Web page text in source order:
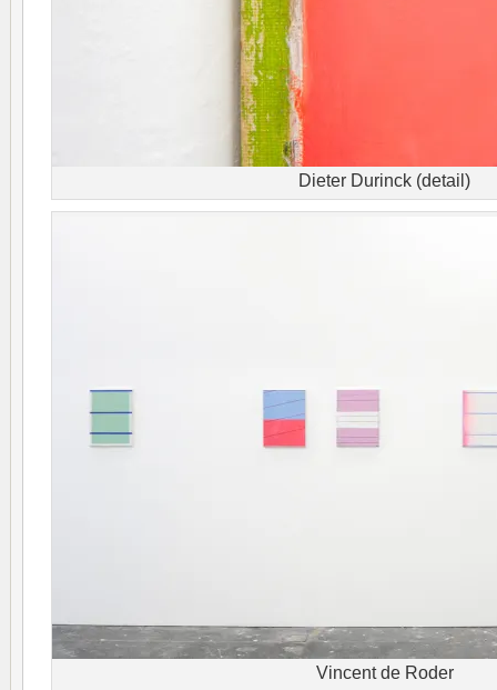
Dieter Durinck (detail)
Vincent de Roder